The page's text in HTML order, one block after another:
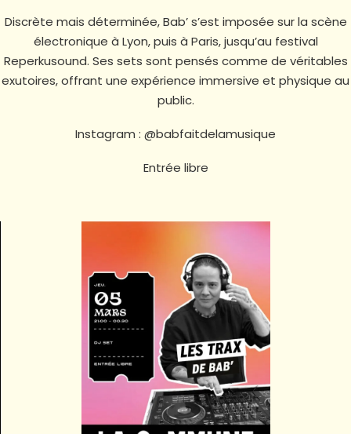
RESERVER
À PROPOS
Discrète mais déterminée, Bab’ s’est imposée sur la scène
électronique à Lyon, puis à Paris, jusqu’au festival
Reperkusound. Ses sets sont pensés comme de véritables
exutoires, offrant une expérience immersive et physique au
public.
Instagram : @babfaitdelamusique
Entrée libre